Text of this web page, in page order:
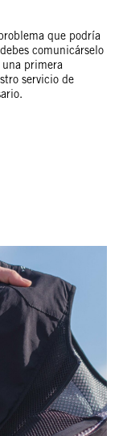
que podría
comunicárselo
primera
servicio de